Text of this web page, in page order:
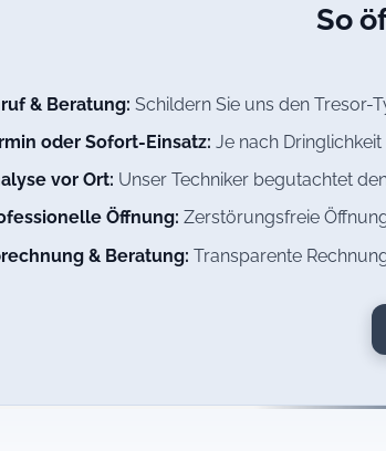
So
& Beratung: Schildern Sie uns den Tresor-
oder Sofort-Einsatz: Je nach
vor Ort: Unser Techniker begutachtet
Öffnung: Zerstörungsfreie
& Beratung: Transparente